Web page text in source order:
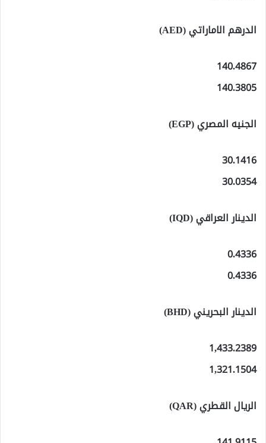
الدرهم الاماراتي (AED)
140.4867
140.3805
الجنيه المصري (EGP)
30.1416
30.0354
الدينار العراقي (IQD)
0.4336
0.4336
الدينار البحريني (BHD)
1,433.2389
1,321.1504
الريال القطري (QAR)